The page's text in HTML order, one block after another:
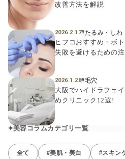
改善方法を解説
2026.2.17#たるみ・しわ
ヒフコおすすめ・ボ
失敗を避けるための注
2026.1.28#毛穴
大阪でハイドラフェ
めクリニック12選!
美容コラムカテゴリ一覧
全て #美肌・美白 #スキン